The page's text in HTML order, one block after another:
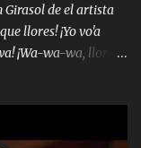
Girasol de el artista
llores! ¡Yo vo'a
¡Wa-wa-wa, llores!
mundo pa' conectar